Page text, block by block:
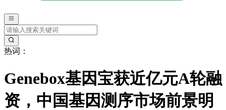
热词：
Genebox基因宝获近亿元A轮融
资，中国基因测序市场前景明